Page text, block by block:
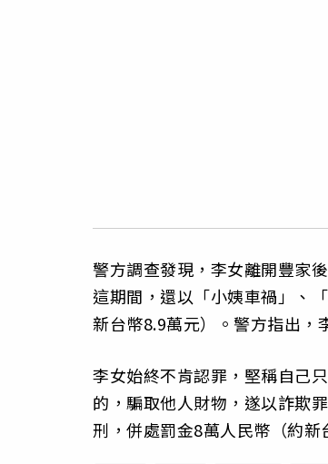
警方調查發現，李女離開豐家
這期間，還以「小姨車禍」、
新台幣8.9萬元）。警方指出，
李女始終不肯認罪，堅稱自己
的，騙取他人財物，遂以詐欺
刑，併處罰金8萬人民幣（約新